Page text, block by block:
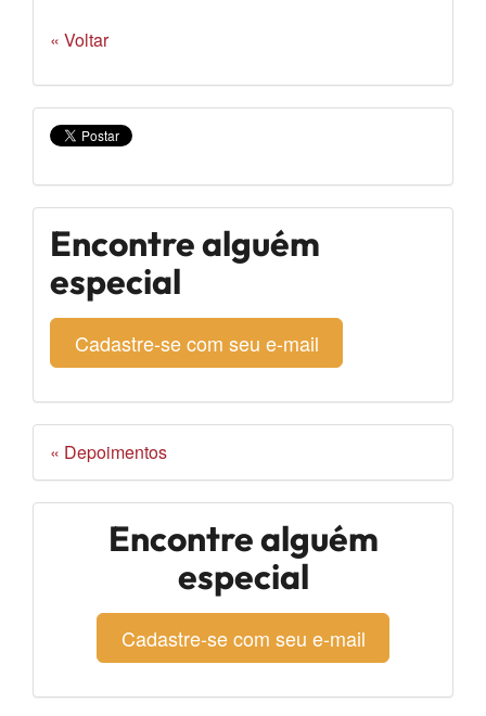
« Voltar
Encontre alguém
especial
Cadastre-se com seu e-mail
« Depoimentos
Encontre alguém
especial
Cadastre-se com seu e-mail